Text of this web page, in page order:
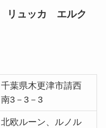
リュッカ エルク
千葉県木更津市請西
南3－3－3
北欧ルーン、ルノル